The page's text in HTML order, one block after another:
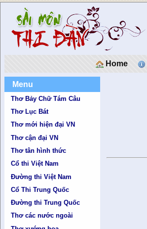
Home
Menu
Thơ Bảy Chữ Tám Câu
Thơ Lục Bát
Thơ mới hiện đại VN
Thơ cận đại VN
Thơ tân hình thức
Cổ thi Việt Nam
Đường thi Việt Nam
Cổ Thi Trung Quốc
Đường thi Trung Quốc
Thơ các nước ngoài